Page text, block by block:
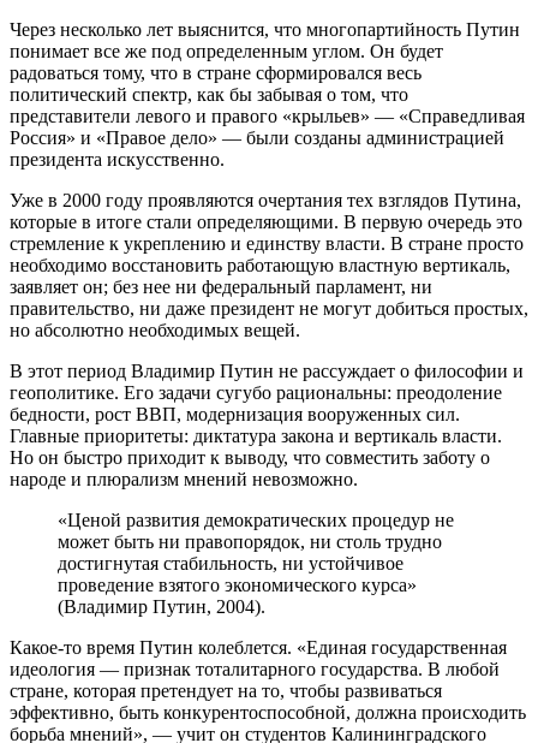
Через несколько лет выяснится, что многопартийность Путин
понимает все же под определенным углом. Он будет
радоваться тому, что в стране сформировался весь
политический спектр, как бы забывая о том, что
представители левого и правого «крыльев» — «Справедливая
Россия» и «Правое дело» — были созданы администрацией
президента искусственно.
Уже в 2000 году проявляются очертания тех взглядов Путина,
которые в итоге стали определяющими. В первую очередь это
стремление к укреплению и единству власти. В стране просто
необходимо восстановить работающую властную вертикаль,
заявляет он; без нее ни федеральный парламент, ни
правительство, ни даже президент не могут добиться простых,
но абсолютно необходимых вещей.
В этот период Владимир Путин не рассуждает о философии и
геополитике. Его задачи сугубо рациональны: преодоление
бедности, рост ВВП, модернизация вооруженных сил.
Главные приоритеты: диктатура закона и вертикаль власти.
Но он быстро приходит к выводу, что совместить заботу о
народе и плюрализм мнений невозможно.
«Ценой развития демократических процедур не
может быть ни правопорядок, ни столь трудно
достигнутая стабильность, ни устойчивое
проведение взятого экономического курса»
(Владимир Путин, 2004).
Какое-то время Путин колеблется. «Единая государственная
идеология — признак тоталитарного государства. В любой
стране, которая претендует на то, чтобы развиваться
эффективно, быть конкурентоспособной, должна происходить
борьба мнений», — учит он студентов Калининградского